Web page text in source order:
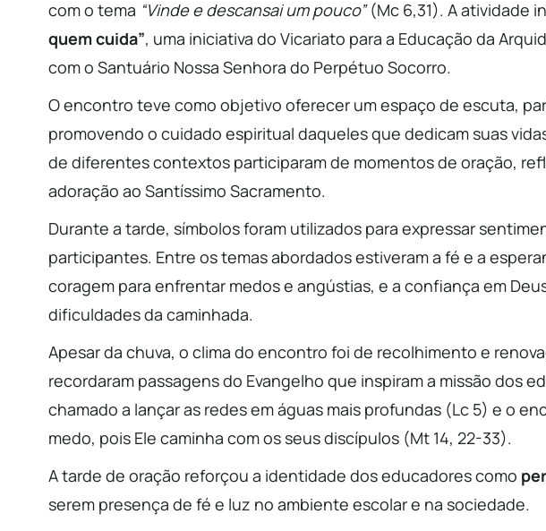
com o tema “Vinde e descansai um pouco”(Mc 6,31). A atividade
quem cuida”, uma iniciativa do Vicariato para a Educação da
com o Santuário Nossa Senhora do Perpétuo Socorro.
O encontro teve como objetivo oferecer um espaço de escuta,
promovendo o cuidado espiritual daqueles que dedicam suas
de diferentes contextos participaram de momentos de oração,
adoração ao Santíssimo Sacramento.
Durante a tarde, símbolos foram utilizados para expressar
participantes. Entre os temas abordados estiveram a fé e a
coragem para enfrentar medos e angústias, e a confiança em
dificuldades da caminhada.
Apesar da chuva, o clima do encontro foi de recolhimento e
recordaram passagens do Evangelho que inspiram a missão dos
chamado a lançar as redes em águas mais profundas (Lc 5) e o
medo, pois Ele caminha com os seus discípulos (Mt 14, 22-33).
A tarde de oração reforçou a identidade dos educadores como
serem presença de fé e luz no ambiente escolar e na sociedade.